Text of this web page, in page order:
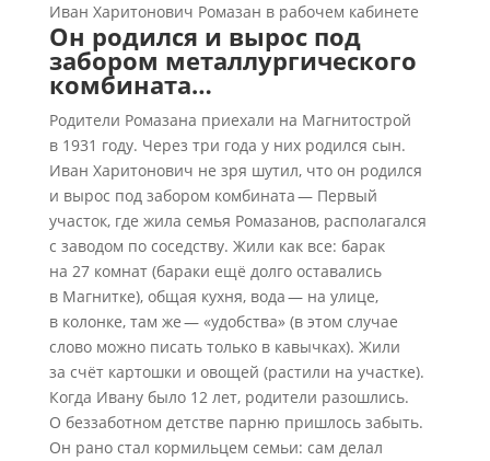
Иван Харитонович Ромазан в рабочем кабинете
Он родился и вырос под
забором металлургического
комбината…
Родители Ромазана приехали на Магнитострой
в 1931 году. Через три года у них родился сын.
Иван Харитонович не зря шутил, что он родился
и вырос под забором комбината — Первый
участок, где жила семья Ромазанов, располагался
с заводом по соседству. Жили как все: барак
на 27 комнат (бараки ещё долго оставались
в Магнитке), общая кухня, вода — на улице,
в колонке, там же — «удобства» (в этом случае
слово можно писать только в кавычках). Жили
за счёт картошки и овощей (растили на участке).
Когда Ивану было 12 лет, родители разошлись.
О беззаботном детстве парню пришлось забыть.
Он рано стал кормильцем семьи: сам делал